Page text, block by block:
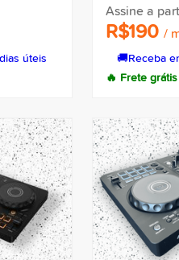
úteis
Assine a
R$190 /
🚚Receba
🔥 Frete grátis